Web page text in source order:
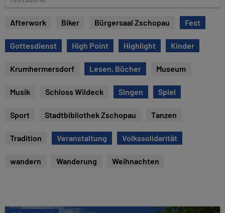
e
s
u
Afterwork Biker Bürgersaal Zschopau Fest
Gottesdienst High Point Highlight Kinder
Krumhermersdorf Lesen, Bücher Museum
Musik Schloss Wildeck Singen Spiel
Sport Stadtbibliothek Zschopau Tanzen
Tradition Veranstaltung Volkssolidarität
wandern Wanderung Weihnachten